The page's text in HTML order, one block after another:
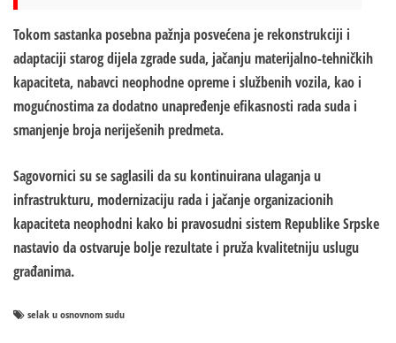
Tokom sastanka posebna pažnja posvećena je rekonstrukciji i
adaptaciji starog dijela zgrade suda, jačanju materijalno-tehničkih
kapaciteta, nabavci neophodne opreme i službenih vozila, kao i
mogućnostima za dodatno unapređenje efikasnosti rada suda i
smanjenje broja neriješenih predmeta.
Sagovornici su se saglasili da su kontinuirana ulaganja u
infrastrukturu, modernizaciju rada i jačanje organizacionih
kapaciteta neophodni kako bi pravosudni sistem Republike Srpske
nastavio da ostvaruje bolje rezultate i pruža kvalitetniju uslugu
građanima.
selak u osnovnom sudu